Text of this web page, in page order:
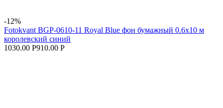
-12%
Fotokvant BGP-0610-11 Royal Blue фон бумажный 0.6х10 м
королевский синий
1030.00 Р910.00 Р